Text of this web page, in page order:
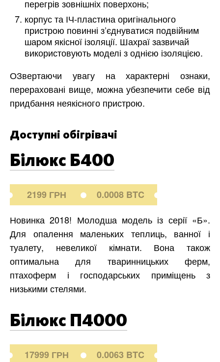
перегрів зовнішніх поверхонь;
корпус та ІЧ-пластина оригінального
пристрою повинні з’єднуватися подвійним
шаром якісної ізоляції. Шахраї зазвичай
використовують моделі з однією ізоляцією.
ОЗвертаючи увагу на характерні ознаки,
перераховані вище, можна убезпечити себе від
придбання неякісного пристрою.
Доступні обігрівачі
Білюкс Б400
2199 ГРН
0.0008 BTC
Новинка 2018! Молодша модель із серії «Б».
Для опалення маленьких теплиць, ванної і
туалету, невеликої кімнати. Вона також
оптимальна для тваринницьких ферм,
птахоферм і господарських приміщень з
низькими стелями.
Білюкс П4000
17999 ГРН
0.0063 BTC